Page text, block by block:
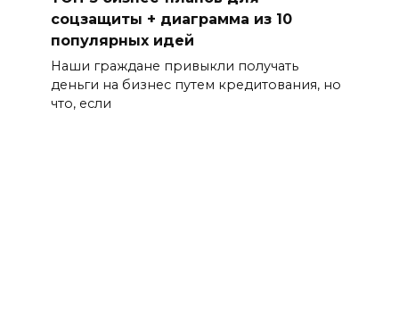
соцзащиты + диаграмма из 10
популярных идей
Наши граждане привыкли получать
деньги на бизнес путем кредитования, но
что, если